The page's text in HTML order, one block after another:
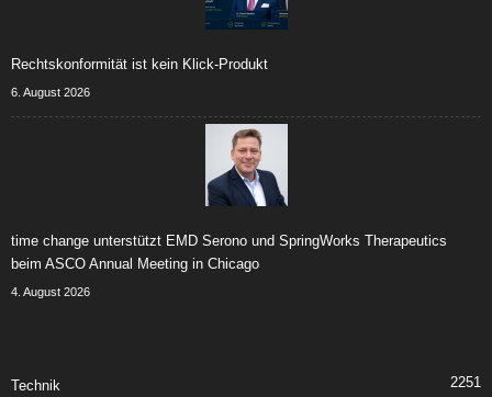
Rechtskonformität ist kein Klick-Produkt
6. August 2026
time change unterstützt EMD Serono und SpringWorks Therapeutics
beim ASCO Annual Meeting in Chicago
4. August 2026
Technik 2251